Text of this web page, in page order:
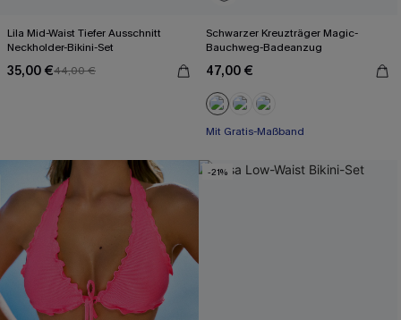
Lila Mid-Waist Tiefer Ausschnitt
Neckholder-Bikini-Set
35,00 €44,00 €
Schwarzer Kreuzträger Magic-
Bauchweg-Badeanzug
47,00 €
Mit Gratis-Maßband
Starke Bauchkontrolle
-21%